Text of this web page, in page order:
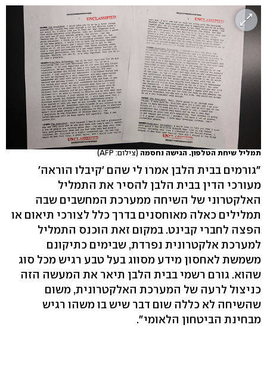
תמליל שיחת הטלפון. הגישה נחסמה (צילום: AFP)
"גורמים בבית הלבן אמרו לי שהם 'קיבלו הוראה'
מעורכי הדין בבית הלבן להסיר את התמליל
האלקטרוני של השיחה ממערכת המחשבים שבה
תמלילים כאלה מאוחסנים בדרך כלל לצורכי תיאום או
הפצה לחברי קבינט. במקום זאת הוכנס התמליל
למערכת אלקטרונית נפרדת, שבימים כתיקונם
משמשת לאחסון מידע מסווג בעל טבע רגיש מכל סוג
שהוא. גורם רשמי בבית הלבן תיאר את המעשה הזה
כניצול לרעה של המערכת האלקטרונית, משום
שהשיחה לא כללה שום דבר שיש בו משהו רגיש
מבחינת הביטחון הלאומי".